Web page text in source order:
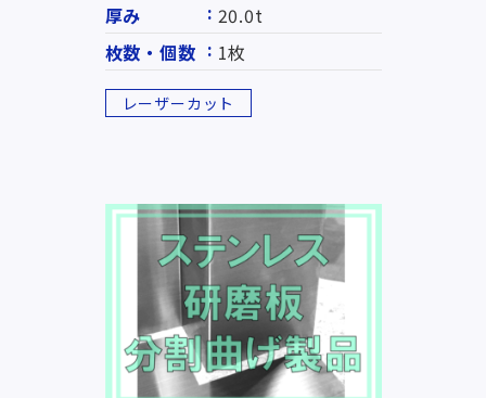
厚み
20.0t
枚数・個数
1枚
レーザーカット